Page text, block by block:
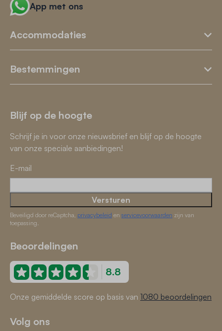
App met ons
Accommodaties
Bestemmingen
Blijf op de hoogte
Schrijf je in voor onze nieuwsbrief en blijf op de hoogte
van onze speciale aanbiedingen!
E-mail
Versturen
Beveiligd door reCaptcha, privacybeleid en servicevoorwaarden zijn van
toepassing.
Beoordelingen
8.8
Onze gemiddelde score op basis van 1080 beoordelingen
Volg ons